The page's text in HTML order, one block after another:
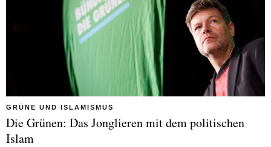
GRÜNE UND ISLAMISMUS
Die Grünen: Das Jonglieren mit dem politischen
Islam